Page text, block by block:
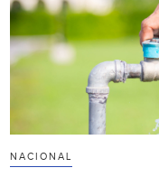
NACIONAL